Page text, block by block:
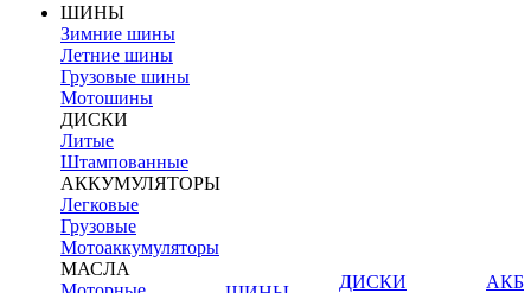
ШИНЫ
Зимние шины
Летние шины
Грузовые шины
Мотошины
ДИСКИ
Литые
Штампованные
АККУМУЛЯТОРЫ
Легковые
Грузовые
Мотоаккумуляторы
МАСЛА
ДИСКИ
АКБ